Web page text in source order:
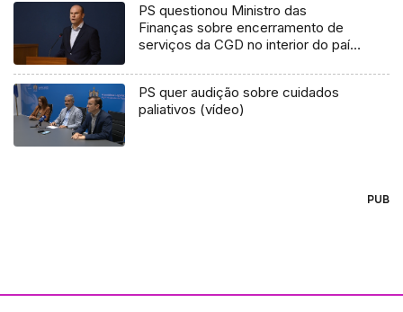
PS questionou Ministro das
Finanças sobre encerramento de
serviços da CGD no interior do país
PS quer audição sobre cuidados
paliativos (vídeo)
PUB